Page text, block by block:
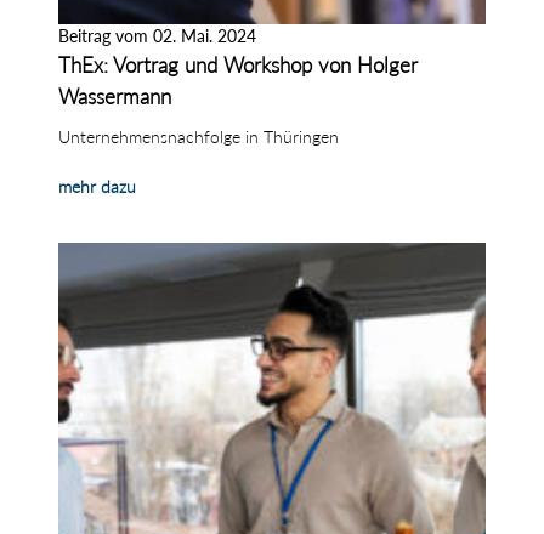
Beitrag vom 02. Mai. 2024
ThEx: Vortrag und Workshop von Holger
Wassermann
Unternehmensnachfolge in Thüringen
mehr dazu